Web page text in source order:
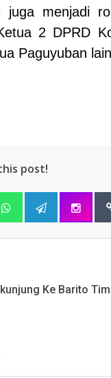
juga menjadi
2 DPRD
Paguyuban
post!
Ke Barito